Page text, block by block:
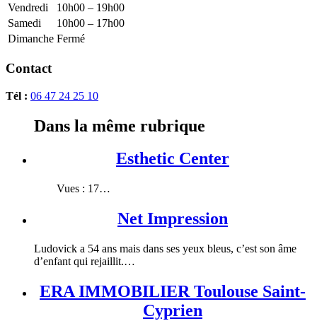
Vendredi
10h00 – 19h00
Samedi
10h00 – 17h00
Dimanche Fermé
Contact
Tél : 06 47 24 25 10
Dans la même rubrique
Esthetic Center
Vues : 17…
Net Impression
Ludovick a 54 ans mais dans ses yeux bleus, c’est son âme
d’enfant qui rejaillit.…
ERA IMMOBILIER Toulouse Saint-
Cyprien